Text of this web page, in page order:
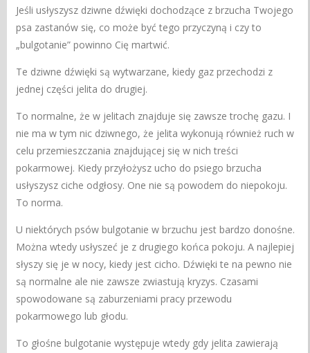
Jeśli usłyszysz dziwne dźwięki dochodzące z brzucha Twojego
psa zastanów się, co może być tego przyczyną i czy to
„bulgotanie” powinno Cię martwić.
Te dziwne dźwięki są wytwarzane, kiedy gaz przechodzi z
jednej części jelita do drugiej.
To normalne, że w jelitach znajduje się zawsze trochę gazu. I
nie ma w tym nic dziwnego, że jelita wykonują również ruch w
celu przemieszczania znajdującej się w nich treści
pokarmowej. Kiedy przyłożysz ucho do psiego brzucha
usłyszysz ciche odgłosy. One nie są powodem do niepokoju.
To norma.
U niektórych psów bulgotanie w brzuchu jest bardzo donośne.
Można wtedy usłyszeć je z drugiego końca pokoju. A najlepiej
słyszy się je w nocy, kiedy jest cicho. Dźwięki te na pewno nie
są normalne ale nie zawsze zwiastują kryzys. Czasami
spowodowane są zaburzeniami pracy przewodu
pokarmowego lub głodu.
To głośne bulgotanie występuje wtedy gdy jelita zawierają